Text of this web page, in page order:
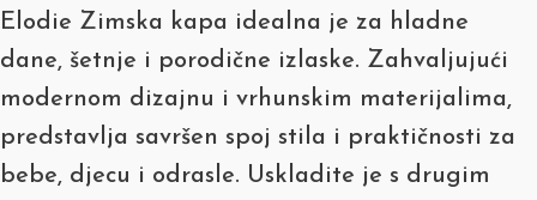
Elodie Zimska kapa idealna je za hladne
dane, šetnje i porodične izlaske. Zahvaljujući
modernom dizajnu i vrhunskim materijalima,
predstavlja savršen spoj stila i praktičnosti za
bebe, djecu i odrasle. Uskladite je s drugim